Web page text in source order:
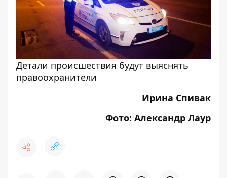
Детали происшествия будут выяснять
правоохранители
Ирина Спивак
Фото: Александр Лаур